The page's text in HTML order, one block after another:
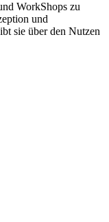
WorkShops zu
und
sie über den Nutzen